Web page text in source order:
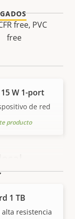
free, PVC
free
W 1-port
de red
producto
1 TB
alta resistencia